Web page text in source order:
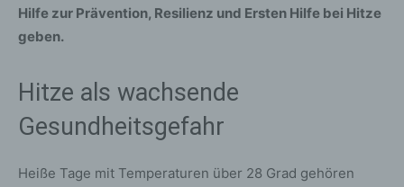
Hilfe zur Prävention, Resilienz und Ersten Hilfe bei Hitze
geben.
Hitze als wachsende
Gesundheitsgefahr
Heiße Tage mit Temperaturen über 28 Grad gehören